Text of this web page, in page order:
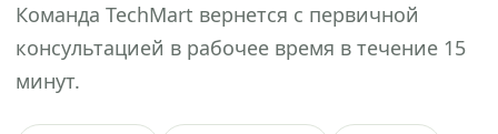
Команда TechMart вернется с первичной
консультацией в рабочее время в течение 15
минут.